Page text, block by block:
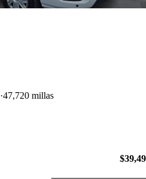
47,720 millas